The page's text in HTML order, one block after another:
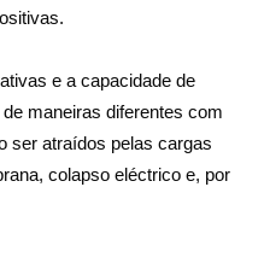
e a capacidade de
maneiras diferentes com
ser atraídos pelas cargas
colapso eléctrico e, por